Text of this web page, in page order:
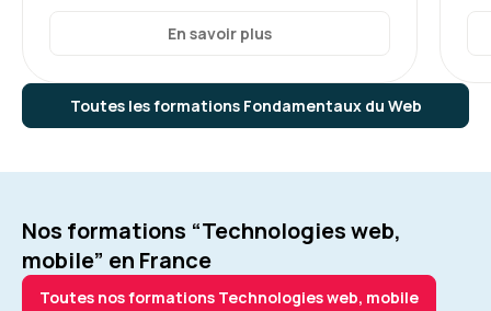
Toutes les formations Fondamentaux du Web
En savoir plus
Nos formations “Technologies web,
mobile” en France
Toutes nos formations Technologies web, mobile